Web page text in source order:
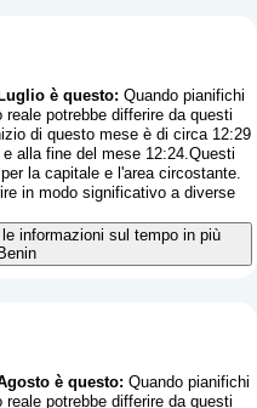
è questo: Quando pianifichi
potrebbe differire da questi
di questo mese è di circa 12:29
alla fine del mese 12:24.Questi
la capitale e l'area circostante.
in modo significativo a diverse
informazioni sul tempo in più
è questo: Quando pianifichi
potrebbe differire da questi